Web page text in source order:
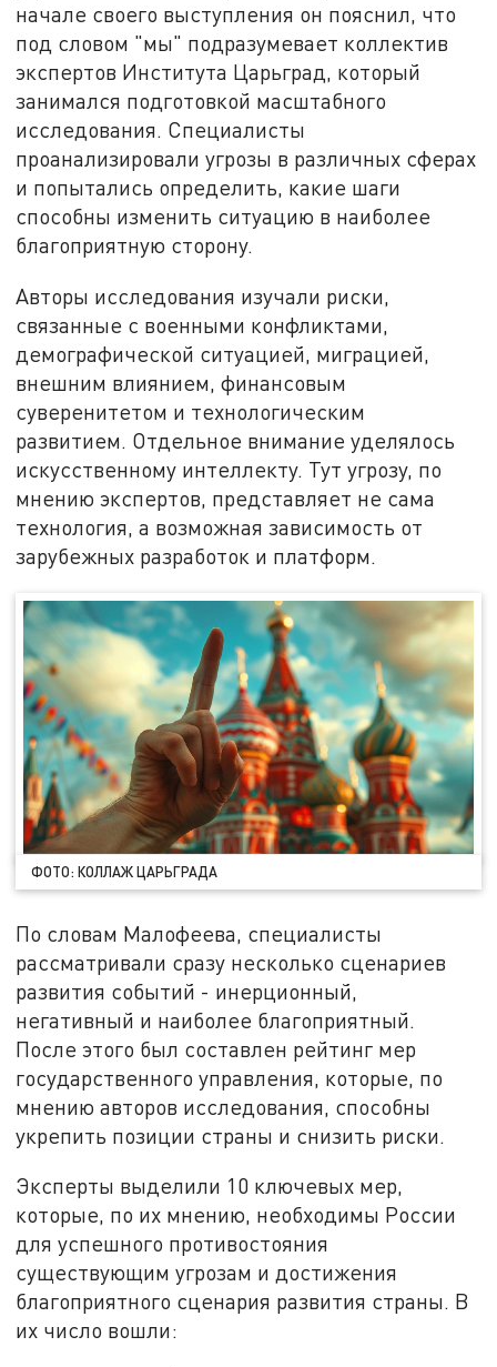
начале своего выступления он пояснил, что
под словом "мы" подразумевает коллектив
экспертов Института Царьград, который
занимался подготовкой масштабного
исследования. Специалисты
проанализировали угрозы в различных сферах
и попытались определить, какие шаги
способны изменить ситуацию в наиболее
благоприятную сторону.
Авторы исследования изучали риски,
связанные с военными конфликтами,
демографической ситуацией, миграцией,
внешним влиянием, финансовым
суверенитетом и технологическим
развитием. Отдельное внимание уделялось
искусственному интеллекту. Тут угрозу, по
мнению экспертов, представляет не сама
технология, а возможная зависимость от
зарубежных разработок и платформ.
ФОТО: КОЛЛАЖ ЦАРЬГРАДА
По словам Малофеева, специалисты
рассматривали сразу несколько сценариев
развития событий - инерционный,
негативный и наиболее благоприятный.
После этого был составлен рейтинг мер
государственного управления, которые, по
мнению авторов исследования, способны
укрепить позиции страны и снизить риски.
Эксперты выделили 10 ключевых мер,
которые, по их мнению, необходимы России
для успешного противостояния
существующим угрозам и достижения
благоприятного сценария развития страны. В
их число вошли: